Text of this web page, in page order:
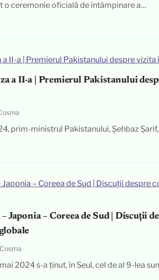
o ceremonie oficială de întâmpinare a…
a II-a | Premierul Pakistanului
prim-ministrul Pakistanului, Șehbaz
Japonia – Coreea de Sud | Discuții
2024 s-a ținut, în Seul, cel de al 9-lea